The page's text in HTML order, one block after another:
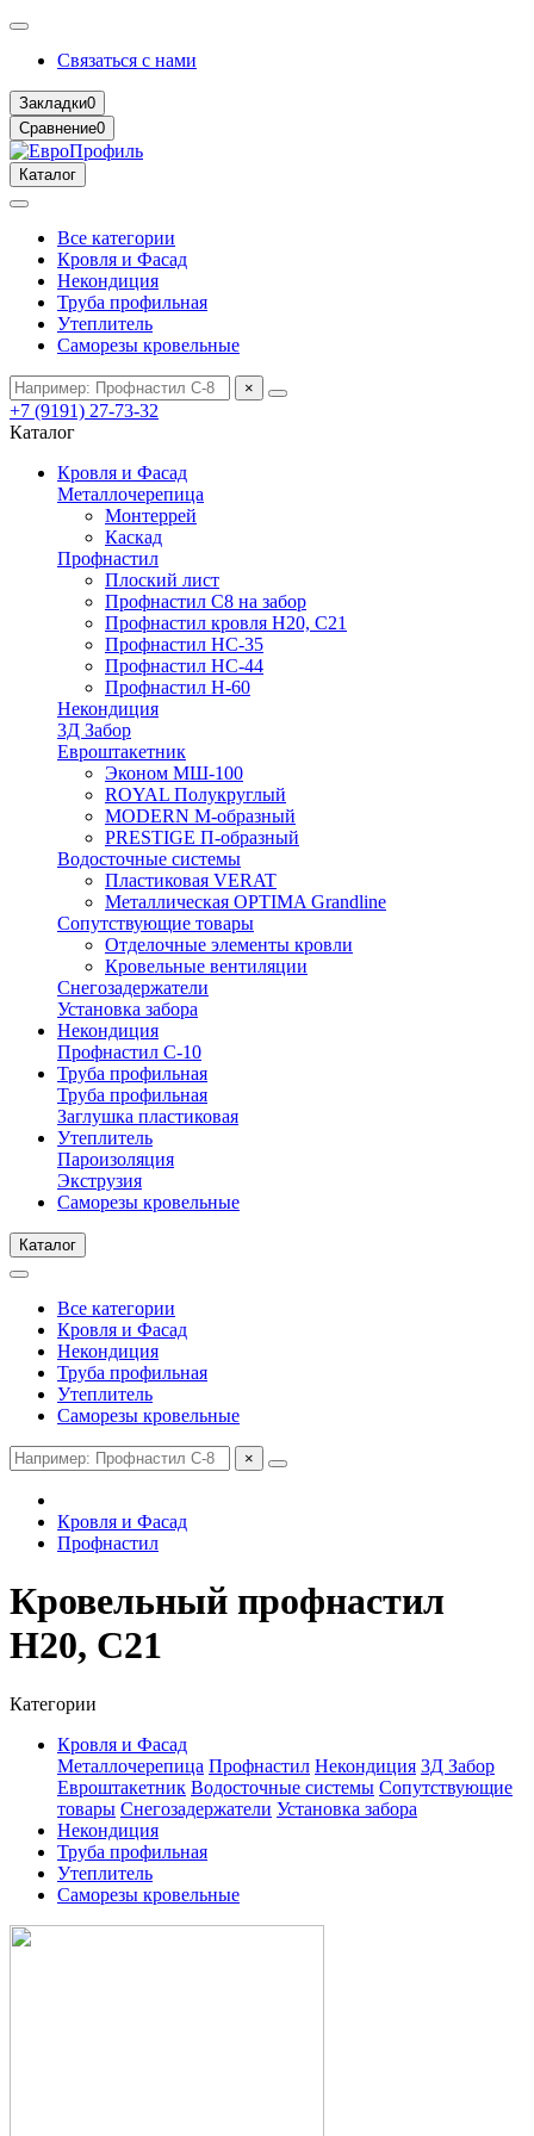
Связаться с нами
Закладки0
Сравнение0
Каталог
Все категории
Кровля и Фасад
Некондиция
Труба профильная
Утеплитель
Саморезы кровельные
×
+7 (9191) 27-73-32
Каталог
Кровля и Фасад
Металлочерепица
Монтеррей
Каскад
Профнастил
Плоский лист
Профнастил С8 на забор
Профнастил кровля Н20, С21
Профнастил НС-35
Профнастил НС-44
Профнастил Н-60
Некондиция
3Д Забор
Евроштакетник
Эконом МШ-100
ROYAL Полукруглый
MODERN М-образный
PRESTIGE П-образный
Водосточные системы
Пластиковая VERAT
Металлическая OPTIMA Grandline
Сопутствующие товары
Отделочные элементы кровли
Кровельные вентиляции
Снегозадержатели
Установка забора
Некондиция
Профнастил С-10
Труба профильная
Труба профильная
Заглушка пластиковая
Утеплитель
Пароизоляция
Экструзия
Саморезы кровельные
Каталог
Все категории
Кровля и Фасад
Некондиция
Труба профильная
Утеплитель
Саморезы кровельные
×
Кровля и Фасад
Профнастил
Кровельный профнастил
Н20, С21
Категории
Кровля и Фасад
Металлочерепица Профнастил Некондиция 3Д Забор
Евроштакетник Водосточные системы Сопутствующие
товары Снегозадержатели Установка забора
Некондиция
Труба профильная
Утеплитель
Саморезы кровельные